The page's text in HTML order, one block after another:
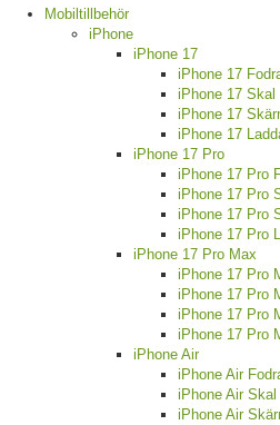
Mobiltillbehör
iPhone
iPhone 17
iPhone 17
iPhone 17 Skal
iPhone 17
iPhone 17
iPhone 17 Pro
iPhone 17 Pro
iPhone 17 Pro
iPhone 17 Pro
iPhone 17 Pro
iPhone 17 Pro Max
iPhone 17 Pro
iPhone 17 Pro
iPhone 17 Pro
iPhone 17 Pro
iPhone Air
iPhone Air
iPhone Air Skal
iPhone Air